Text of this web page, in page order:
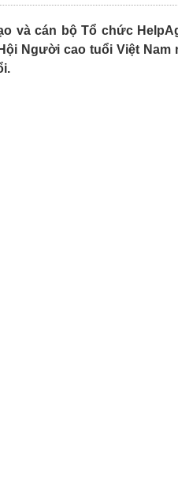
và cán bộ Tổ chức
Người cao tuổi Việt Nam